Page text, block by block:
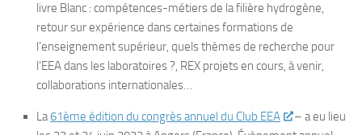
livre Blanc : compétences-métiers de la filière hydrogène,
retour sur expérience dans certaines formations de
l’enseignement supérieur, quels thèmes de recherche pour
l’EEA dans les laboratoires ?, REX projets en cours, à venir,
collaborations internationales…
La61ème édition du congrès annuel du Club EEA
– a eu lieu